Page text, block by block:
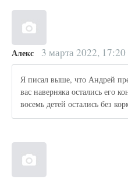
Алекс 3 марта 2022, 17:20
Я писал выше, что Андрей
вас наверняка остались его
восемь детей остались без